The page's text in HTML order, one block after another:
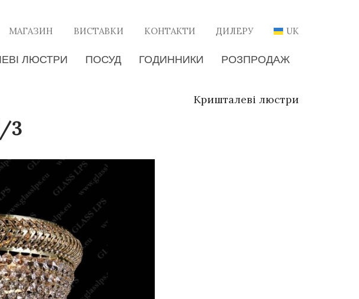
МАГАЗИН ВИСТАВКИ КОНТАКТИ ДИЛЕРУ UK
ЛЮСТРИ ПОСУД ГОДИННИКИ РОЗПРОДАЖ
Кришталеві люстри
3